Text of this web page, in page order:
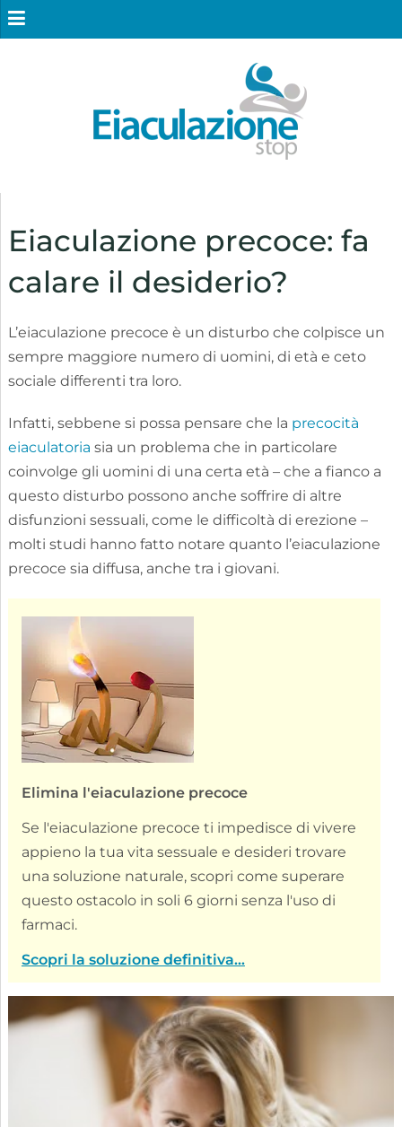
Eiaculazione precoce: fa
calare il desiderio?
L’eiaculazione precoce è un disturbo che colpisce un
sempre maggiore numero di uomini, di età e ceto
sociale differenti tra loro.
Infatti, sebbene si possa pensare che la precocità
eiaculatoria sia un problema che in particolare
coinvolge gli uomini di una certa età – che a fianco a
questo disturbo possono anche soffrire di altre
disfunzioni sessuali, come le difficoltà di erezione –
molti studi hanno fatto notare quanto l’eiaculazione
precoce sia diffusa, anche tra i giovani.
Elimina l'eiaculazione precoce
Se l'eiaculazione precoce ti impedisce di vivere
appieno la tua vita sessuale e desideri trovare
una soluzione naturale, scopri come superare
questo ostacolo in soli 6 giorni senza l'uso di
farmaci.
Scopri la soluzione definitiva...